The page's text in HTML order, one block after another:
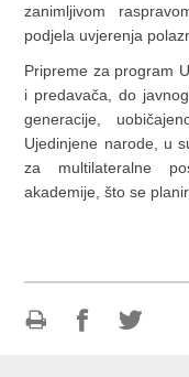
zanimljivom
podjela uvjerenja
Pripreme za program
i predavača, do
generacije,
Ujedinjene narode, u
za multilateralne
akademije, što se